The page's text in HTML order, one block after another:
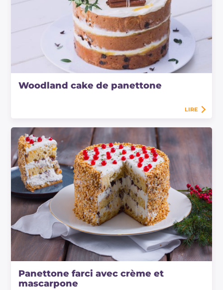
Woodland cake de panettone
LIRE
Panettone farci avec crème et
mascarpone